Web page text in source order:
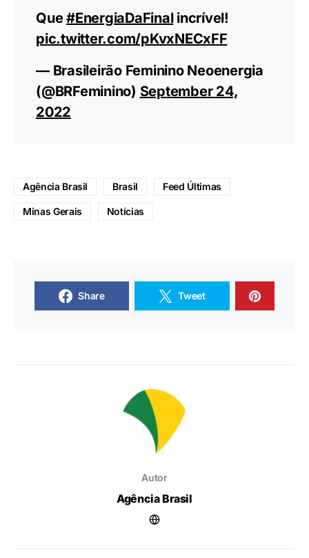
Que#EnergiaDaFinalincrível!
pic.twitter.com/pKvxNECxFF
— Brasileirão Feminino Neoenergia
(@BRFeminino) September 24,
2022
Agência Brasil Brasil Feed Últimas
Minas Gerais Notícias
Share Tweet
Autor
Agência Brasil